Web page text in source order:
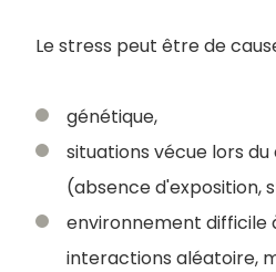
Le stress peut être de
génétique,
situations vécue lors
(absence d'exposition,
environnement difficile
interactions aléatoire,